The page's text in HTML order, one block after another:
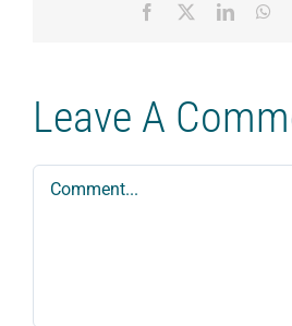
Facebook
Leave A
Comment